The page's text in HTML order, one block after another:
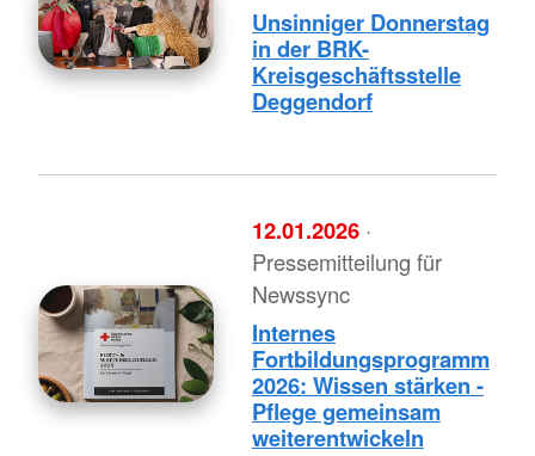
Unsinniger Donnerstag
in der BRK-
Kreisgeschäftsstelle
Deggendorf
12.01.2026 ·
Pressemitteilung für
Newssync
Internes
Fortbildungsprogramm
2026: Wissen stärken -
Pflege gemeinsam
weiterentwickeln